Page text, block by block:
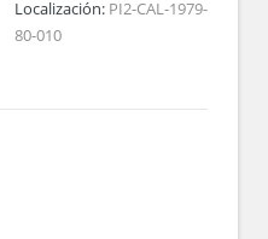
Localización: PI2-CAL-1979-
80-010